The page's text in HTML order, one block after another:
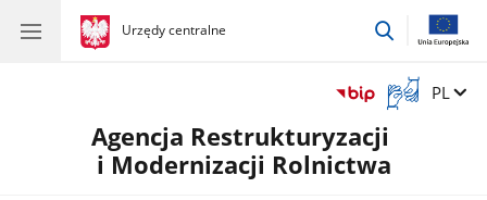
gov.pl
Urzędy centralne
gov.pl
Urzędy
przejdź
Otwórz
okno
z
tłumaczem
Zmień
PL
Agencja Restrukturyzacji
i Modernizacji Rolnictwa